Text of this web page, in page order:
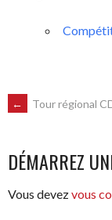
DES
ARTICLES
← Tour régional
DÉMARREZ
Vous devezvous